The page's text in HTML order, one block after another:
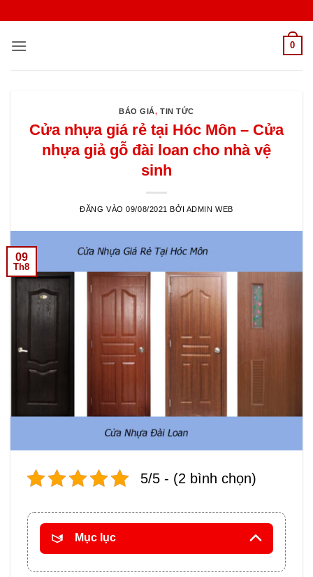
nội
0
BÁO GIÁ,TIN TỨC
Cửa nhựa giá rẻ tại Hóc Môn – Cửa
nhựa giả gỗ đài loan cho nhà vệ
sinh
ĐĂNG VÀO09/08/2021 BỞI ADMIN WEB
09
Th8
5/5 - (2 bình chọn)
Mục lục